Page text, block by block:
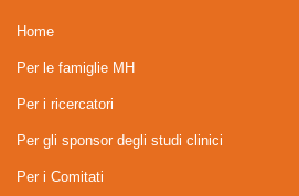
Home
Per le famiglie MH
Per i ricercatori
Per gli sponsor degli studi clinici
Per i Comitati